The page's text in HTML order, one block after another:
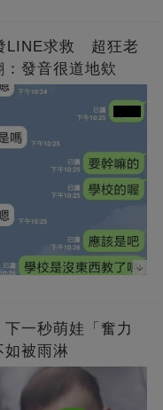
LINE求救 超狂老
發音很道地欸
下一秒萌娃「奮力
如被雨淋